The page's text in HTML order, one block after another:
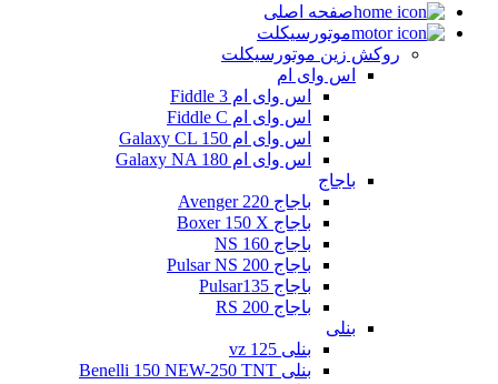
صفحه اصلی
موتورسیکلت
روکش زین موتورسیکلت
اس وای ام
اس وای ام Fiddle 3
اس وای ام Fiddle C
اس وای ام Galaxy CL 150
اس وای ام Galaxy NA 180
باجاج
باجاج Avenger 220
باجاج Boxer 150 X
باجاج NS 160
باجاج Pulsar NS 200
باجاج Pulsar135
باجاج RS 200
بنلی
بنلی 125 vz
بنلی Benelli 150 NEW-250 TNT